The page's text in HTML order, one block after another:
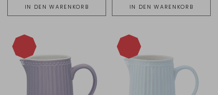
IN DEN WARENKORB IN DEN WARENKORB
-15% -15%